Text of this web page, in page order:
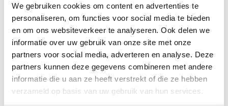
We gebruiken cookies om content en advertenties te
personaliseren, om functies voor social media te bieden
en om ons websiteverkeer te analyseren. Ook delen we
informatie over uw gebruik van onze site met onze
partners voor social media, adverteren en analyse. Deze
partners kunnen deze gegevens combineren met andere
informatie die u aan ze heeft verstrekt of die ze hebben
verzameld op basis van uw gebruik van hun services.
leven in veel steden en gemeenten. Deze zomer gaat de
bom pas echt barsten.”
112 gouden VIP2024-steden en -
gemeenten
Van de 300 steden en gemeenten in Vlaanderen gingen er